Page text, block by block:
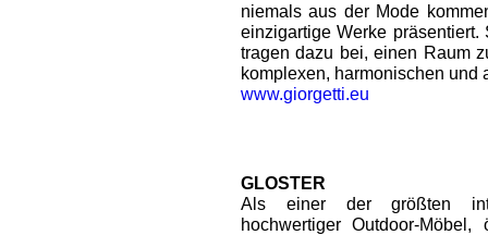
niemals aus der Mode
einzigartige Werke
tragen dazu bei, einen Raum
komplexen, harmonischen
www.giorgetti.eu
GLOSTER
Als einer der größten
hochwertiger Outdoor-